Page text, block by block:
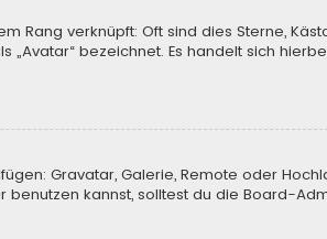
Rang verknüpft: Oft sind dies Sterne,
bezeichnet. Es handelt sich
Gravatar, Galerie, Remote oder
kannst, solltest du die Board-